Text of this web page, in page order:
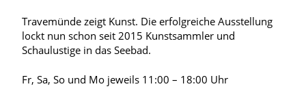
Travemünde zeigt Kunst. Die erfolgreiche Ausstellung
lockt nun schon seit 2015 Kunstsammler und
Schaulustige in das Seebad.
Fr, Sa, So und Mo jeweils 11:00 – 18:00 Uhr